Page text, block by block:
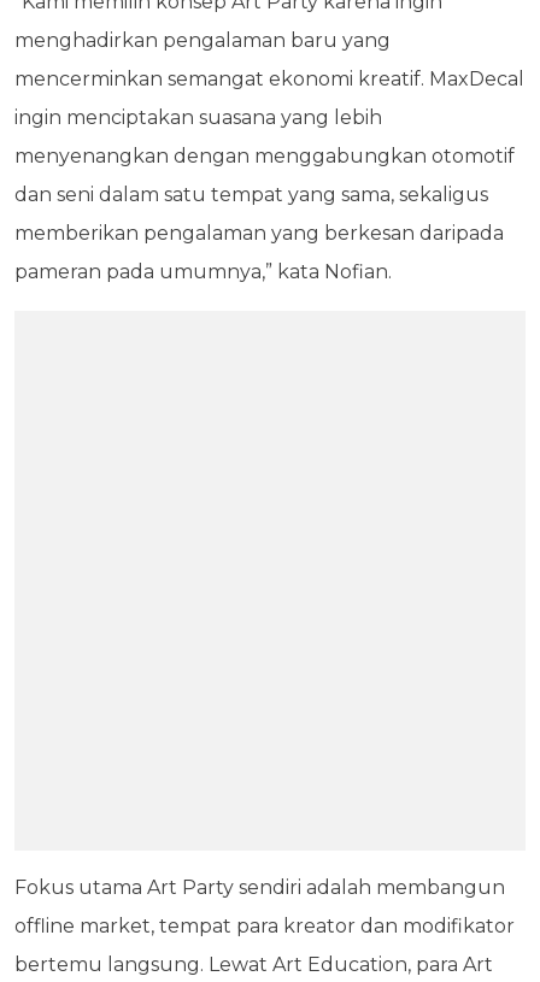
menghadirkan pengalaman baru yang
mencerminkan semangat ekonomi kreatif. MaxDecal
ingin menciptakan suasana yang lebih
menyenangkan dengan menggabungkan otomotif
dan seni dalam satu tempat yang sama, sekaligus
memberikan pengalaman yang berkesan daripada
pameran pada umumnya,” kata Nofian.
Fokus utama Art Party sendiri adalah membangun
offline market, tempat para kreator dan modifikator
bertemu langsung. Lewat Art Education, para Art